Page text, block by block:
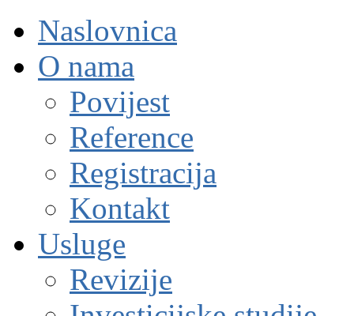
Naslovnica
O nama
Povijest
Reference
Registracija
Kontakt
Usluge
Revizije